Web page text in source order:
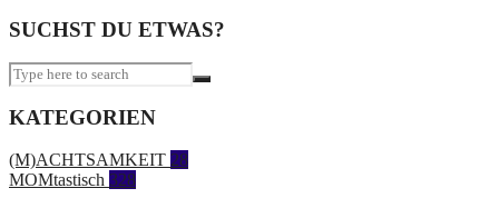
SUCHST DU ETWAS?
KATEGORIEN
(M)ACHTSAMKEIT 28
MOMtastisch 328